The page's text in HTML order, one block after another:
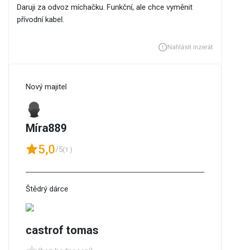
Daruji za odvoz míchačku. Funkční, ale chce vyměnit
přívodní kabel.
Nahlásit inzerát
Nový majitel
Míra889
5,0/5(1 )
Štědrý dárce
castrof tomas